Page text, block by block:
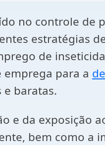
no controle de
estratégias
de
emprega para a
e baratas.
e da exposição
bem como a